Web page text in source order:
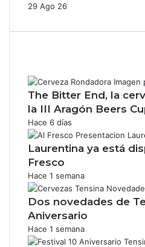
29 Ago 26
The Bitter End, la
la III Aragón Beers
Hace 6 días
Laurentina ya está
Fresco
Hace 1 semana
Dos novedades de
Aniversario
Hace 1 semana